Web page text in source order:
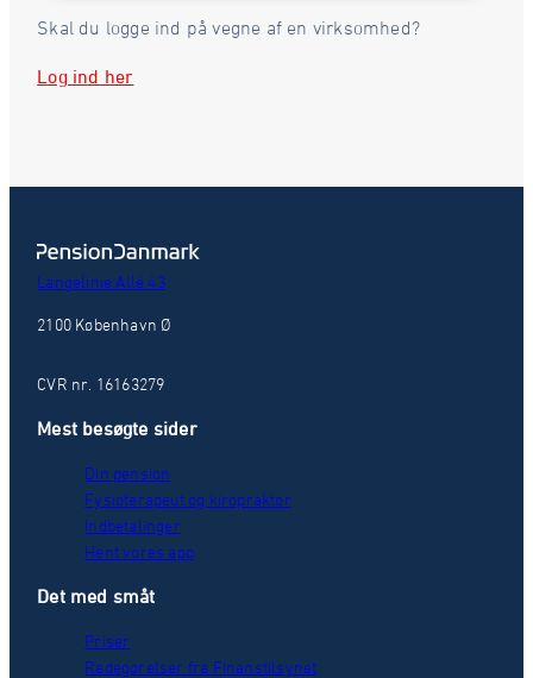
Skal du logge ind på vegne af en virksomhed?
Log ind her
Langelinie Allé 43
2100 København Ø
CVR nr. 16163279
Mest besøgte sider
Din pension
Fysioterapeut og kiropraktor
Indbetalinger
Hent vores app
Det med småt
Priser
Redegørelser fra Finanstilsynet